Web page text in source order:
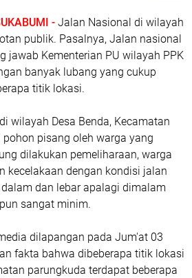
- Jalan Nasional di wilayah
publik. Pasalnya, Jalan nasional
jawab Kementerian PU wilayah PPK
banyak lubang yang cukup
titik lokasi.
wilayah Desa Benda, Kecamatan
pisang oleh warga yang
dilakukan pemeliharaan, warga
kecelakaan dengan kondisi jalan
dan lebar apalagi dimalam
sangat minim.
dilapangan pada Jum'at 03
fakta bahwa dibeberapa titik lokasi
parungkuda terdapat beberapa